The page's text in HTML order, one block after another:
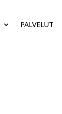
PALVELUT